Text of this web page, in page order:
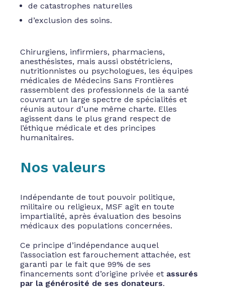
de catastrophes naturelles
d’exclusion des soins.
Chirurgiens, infirmiers, pharmaciens,
anesthésistes, mais aussi obstétriciens,
nutritionnistes ou psychologues, les équipes
médicales de Médecins Sans Frontières
rassemblent des professionnels de la santé
couvrant un large spectre de spécialités et
réunis autour d’une même charte. Elles
agissent dans le plus grand respect de
l’éthique médicale et des principes
humanitaires.
Nos valeurs
Indépendante de tout pouvoir politique,
militaire ou religieux, MSF agit en toute
impartialité, après évaluation des besoins
médicaux des populations concernées.
Ce principe d’indépendance auquel
l’association est farouchement attachée, est
garanti par le fait que 99% de ses
financements sont d’origine privée et assurés
par la générosité de ses donateurs.